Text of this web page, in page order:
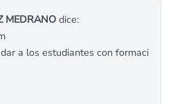
MEDRANO dice:
a los estudiantes con formaci